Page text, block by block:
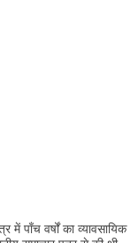
में पाँच वर्षों का व्यावसायिक